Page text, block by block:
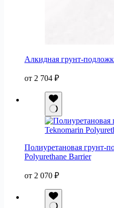
Алкидная грунт-
от 2 704 ₽
Полиуретановая грунт-
Polyurethane Barrier
от 2 070 ₽